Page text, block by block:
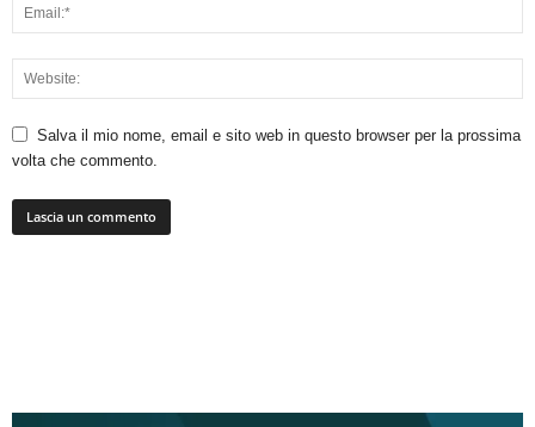
Salva il mio nome, email e sito web in questo browser per la prossima
volta che commento.